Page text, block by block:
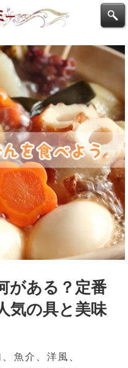
がある？定番
気の具と美味
魚介、洋風、